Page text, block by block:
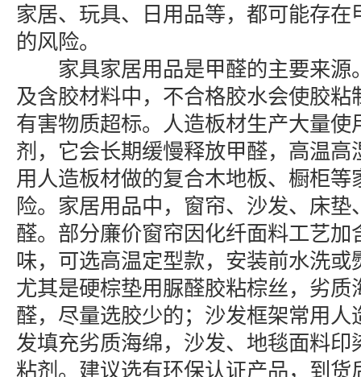
家居、玩具、日用品等，都可能存在
的风险。
家具家居用品是甲醛的主要来源
及含胶材料中，不合格胶水会使胶粘
有害物质超标。人造板材生产大量使
剂，它会长期缓慢释放甲醛，高温高
用人造板材做的复合木地板、橱柜等
险。家居用品中，窗帘、沙发、床垫
醛。部分廉价窗帘因化纤面料工艺加
味，可选高温定型款，安装前水洗或
尤其是硬棕垫用脲醛胶粘棕丝，劣质
醛，尽量选胶少的；沙发框架常用人
发填充劣质海绵，沙发、地毯面料印
粘剂。建议选有环保认证产品，到货